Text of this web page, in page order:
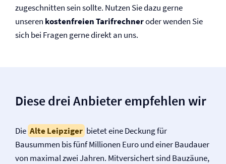
zugeschnitten sein sollte. Nutzen Sie dazu gerne
unseren kostenfreien Tarifrechneroder wenden Sie
sich bei Fragen gerne direkt an uns.
Diese drei Anbieter empfehlen wir
Die Alte Leipziger bietet eine Deckung für
Bausummen bis fünf Millionen Euro und einer Baudauer
von maximal zwei Jahren. Mitversichert sind Bauzäune,